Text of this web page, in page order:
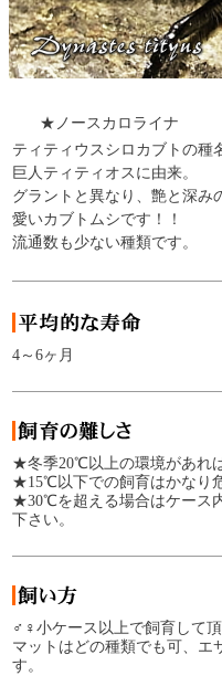
★ノースカロライナ
ティティウスシロカブトの種
巨人ティティオスに由来。
グラントと異なり、艶と深み
愛いカブトムシです！！
流通数も少ない種類です。
4～6ヶ月
★冬季20℃以上の環境があれ
★15℃以下での飼育はかなり
★30℃を超える場合はケース
下さい。
♂♀小ケース以上で飼育して
マットはどの種類でも可、エ
す。